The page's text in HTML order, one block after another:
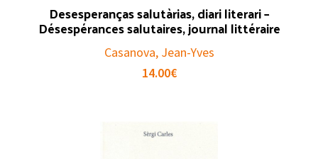
Desesperanças salutàrias, diari literari –
Désespérances salutaires, journal littéraire
Casanova, Jean-Yves
14.00€